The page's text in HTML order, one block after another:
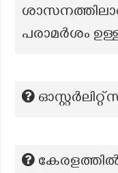
പരാമര്‍ശം